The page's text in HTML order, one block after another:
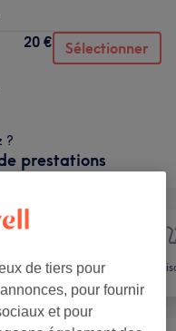
20 € Sélectionner
?
prestations
Épilation
de tiers pour
pour fournir
et pour